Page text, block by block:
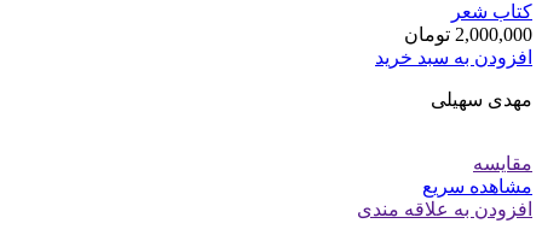
کتاب شعر
2,000,000 تومان
افزودن به سبد خرید
مهدی سهیلی
مقایسه
مشاهده سریع
افزودن به علاقه مندی